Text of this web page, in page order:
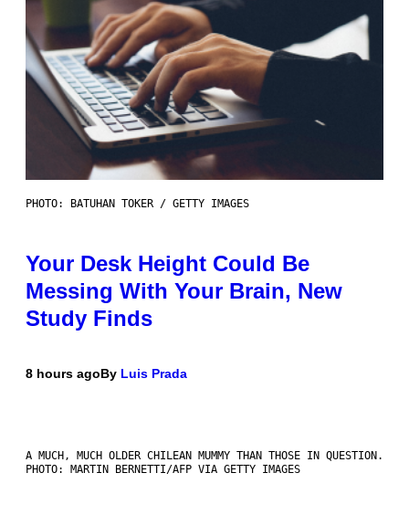
PHOTO: BATUHAN TOKER / GETTY IMAGES
Your Desk Height Could Be
Messing With Your Brain, New
Study Finds
8 hours agoBy Luis Prada
A MUCH, MUCH OLDER CHILEAN MUMMY THAN THOSE IN QUESTION.
PHOTO: MARTIN BERNETTI/AFP VIA GETTY IMAGES